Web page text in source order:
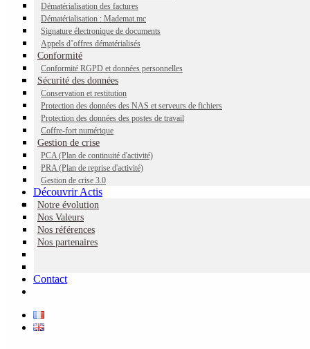
Dématérialisation des factures
Dématérialisation : Mademat.mc
Signature électronique de documents
Appels d’offres dématérialisés
Conformité
Conformité RGPD et données personnelles
Sécurité des données
Conservation et restitution
Protection des données des NAS et serveurs de fichiers
Protection des données des postes de travail
Coffre-fort numérique
Gestion de crise
PCA (Plan de continuité d'activité)
PRA (Plan de reprise d'activité)
Gestion de crise 3.0
Découvrir Actis
Notre évolution
Nos Valeurs
Nos références
Nos partenaires
Contact
Participez à notre conférence de 15h30 à 16h30
les « Solutions du Groupe telis hébergées dans notre